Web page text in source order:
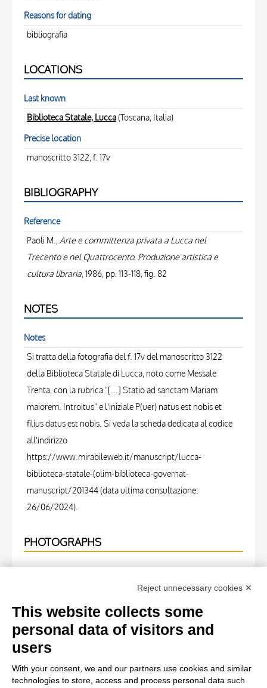
Reasons for dating
bibliografia
LOCATIONS
Last known
Biblioteca Statale, Lucca(Toscana, Italia)
Precise location
manoscritto 3122, f. 17v
BIBLIOGRAPHY
Reference
Paoli M., Arte e committenza privata a Lucca nel
Trecento e nel Quattrocento. Produzione artistica e
cultura libraria, 1986, pp. 113-118, fig. 82
NOTES
Notes
Si tratta della fotografia del f. 17v del manoscritto 3122
della Biblioteca Statale di Lucca, noto come Messale
Trenta, con la rubrica "[...] Statio ad sanctam Mariam
maiorem. Introitus" e l'iniziale P(uer) natus est nobis et
filius datus est nobis. Si veda la scheda dedicata al codice
all'indirizzo
https://www.mirabileweb.it/manuscript/lucca-
biblioteca-statale-(olim-biblioteca-governat-
manuscript/201344 (data ultima consultazione:
26/06/2024).
PHOTOGRAPHS
Photo Entry
Maestro delle Ore del maresciallo Boucicaut, attr. - sec.
XV, primo quarto - Lucca, Biblioteca Statale, ms. 3122, f.
17v, particolare , fronte
Photo Entry
Maestro delle Ore del maresciallo Boucicaut, attr. - sec.
Reject unnecessary cookies ✕
This website collects some
personal data of visitors and
users
With your consent, we and our partners use cookies and similar
technologies to store, access and process personal data such